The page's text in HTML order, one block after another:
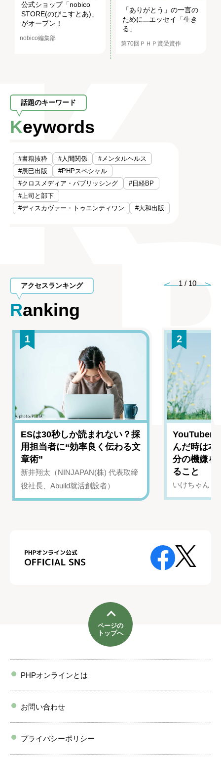
公式ショップ「nobico
STORE(のびこすとあ)」
がオープン！
nobico編集部
「ありがとう」の一言の
ために...エッセイ「生き
る」
第70回ＰＨＰ賞受賞作
話題のキーワード
Keywords
#書籍抜粋 #人間関係
#メンタルヘルス
#辰巳出版
#PHPスペシャル
#クロスメディア・パブリッシング
#日経BP
#上司と部下
#ディスカヴァー・トゥエンティワン
#大和出版
アクセスランキング
Ranking
1 / 10
1
ESは30秒しか読まれない？採
用担当者に“効率良く伝わる文
章術”
新井翔太（NINJAPAN(株) 代表取締
役社長、Abuild就活創設者）
2
YouTuber
んだ時は
分の機嫌を
ること
いけちゃん（
ページの
トップへ
PHPオンラインとは
お問い合わせ
プライバシーポリシー